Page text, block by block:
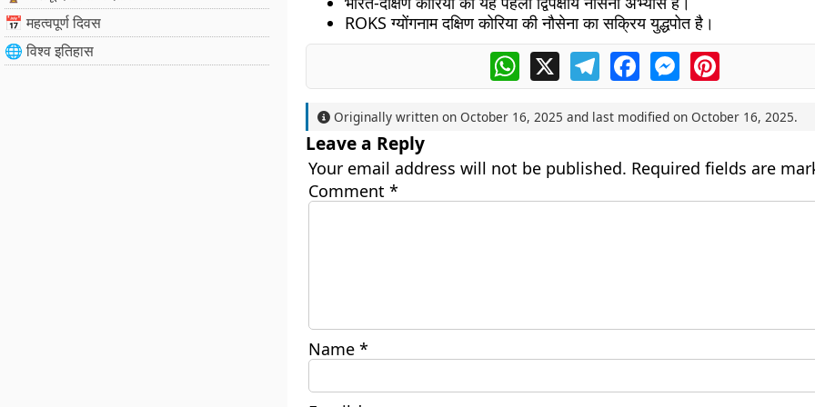
📅 महत्वपूर्ण दिवस
🌐 विश्व इतिहास
ROKS ग्योंगनाम दक्षिण कोरिया की नौसेना का सक्रिय युद्धपोत है।
WhatsApp
X TelegramFacebookMessengerPinterest
Originally written on October 16, 2025 and last modified on October 16, 2025.
Leave a Reply
Your email address will not be published. Required fields are
Comment *
Name *